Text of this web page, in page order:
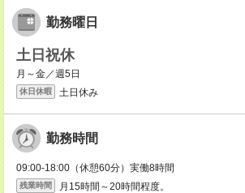
勤務曜日
土日祝休
月～金／週5日
休日休暇 土日休み
勤務時間
09:00-18:00（休憩60分）実働8時間
残業時間
月15時間～20時間程度。